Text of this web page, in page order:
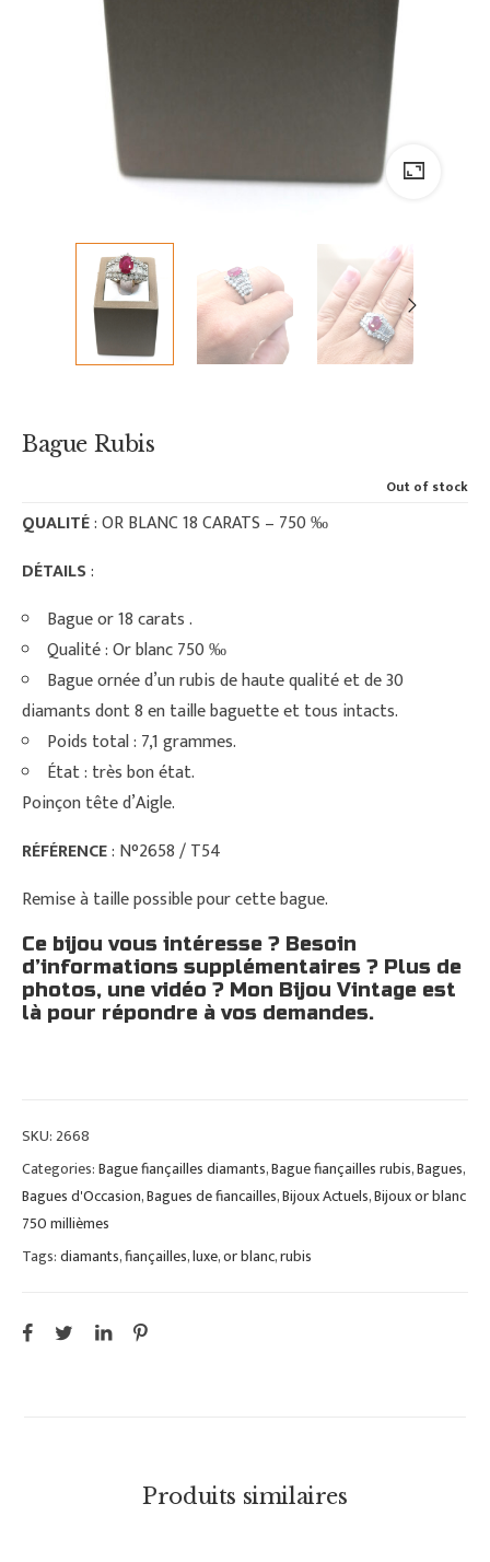
Bague Rubis
Out of stock
QUALITÉ: OR BLANC 18 CARATS – 750 ‰
DÉTAILS:
Bague or 18 carats .
Qualité : Or blanc 750 ‰
Bague ornée d’un rubis de haute qualité et de 30
diamants dont 8 en taille baguette et tous intacts.
Poids total : 7,1 grammes.
État : très bon état.
Poinçon tête d’Aigle.
RÉFÉRENCE: N°2658 / T54
Remise à taille possible pour cette bague.
Ce bijou vous intéresse ? Besoin
d’informations supplémentaires ? Plus de
photos, une vidéo ? Mon Bijou Vintage est
là pour répondre à vos demandes.
SKU:2668
Categories:Bague fiançailles diamants,Bague fiançailles rubis,Bagues,
Bagues d'Occasion,Bagues de fiancailles,Bijoux Actuels,Bijoux or blanc
750 millièmes
Tags:diamants,fiançailles,luxe,or blanc,rubis
Produits similaires